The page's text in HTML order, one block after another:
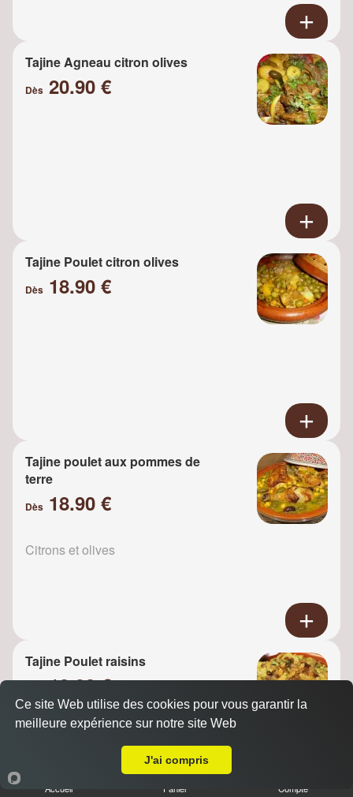
Tajine Agneau citron olives
Dès 20.90 €
Tajine Poulet citron olives
Dès 18.90 €
Tajine poulet aux pommes de
terre
Dès 18.90 €
Citrons et olives
Tajine Poulet raisins
18.90 €
Accueil Panier Compte
Ce site Web utilise des cookies pour vous garantir la
meilleure expérience sur notre site Web
J'ai compris